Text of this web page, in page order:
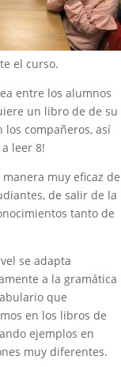
el curso.
entre los alumnos
un libro de de su
compañeros, así
leer 8!
muy eficaz de
de salir de la
tanto de
se adapta
a la gramática
que
en los libros de
ejemplos en
muy diferentes.